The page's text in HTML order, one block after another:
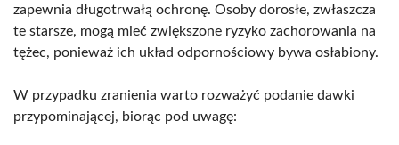
zapewnia długotrwałą ochronę. Osoby dorosłe, zwłaszcza
te starsze, mogą mieć zwiększone ryzyko zachorowania na
tężec, ponieważ ich układ odpornościowy bywa osłabiony.
W przypadku zranienia warto rozważyć podanie dawki
przypominającej, biorąc pod uwagę: